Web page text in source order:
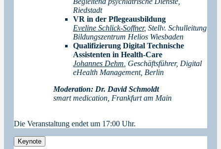
Riedstadt
VR in der Pflegeausbildung
Eveline Schlick-Soffner, Stellv. Schulleitung
Bildungszentrum Helios Wiesbaden
Qualifizierung Digital Technische
Assistenten in Health-Care
Johannes Dehm , Geschäftsführer, Digital
eHealth Management, Berlin
Moderation: Dr. David Schmoldt
smart medication, Frankfurt am Main
Die Veranstaltung endet um 17:00 Uhr.
Keynote